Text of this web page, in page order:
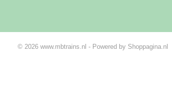
© 2026 www.mbtrains.nl - Powered by Shoppagina.nl